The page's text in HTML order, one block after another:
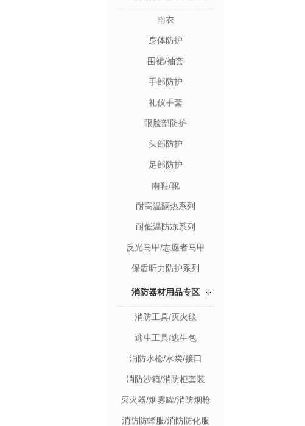
雨衣
身体防护
围裙/袖套
手部防护
礼仪手套
眼脸部防护
头部防护
足部防护
雨鞋/靴
耐高温隔热系列
耐低温防冻系列
反光马甲/志愿者马甲
保盾听力防护系列
消防器材用品专区
消防工具/灭火毯
逃生工具/逃生包
消防水枪/水袋/接口
消防沙箱/消防柜套装
灭火器/烟雾罐/消防烟枪
消防防蜂服/消防防化服